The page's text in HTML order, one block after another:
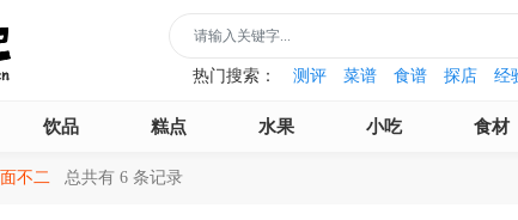
热门搜索： 测评 菜谱 食谱 探店 经
饮品 糕点 水果 小吃 食材
面不二 总共有 6 条记录